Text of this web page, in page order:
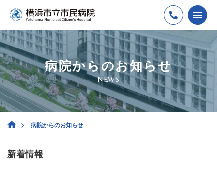
病院からのお知らせ
NEWS
病院からのお知らせ
新着情報